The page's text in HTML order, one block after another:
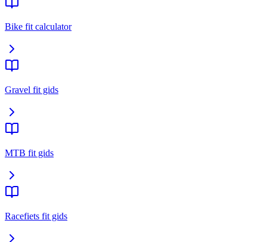
Bike fit calculator
Gravel fit gids
MTB fit gids
Racefiets fit gids